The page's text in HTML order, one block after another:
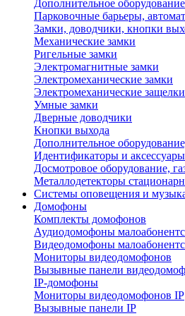
Дополнительное
Парковочные барьеры,
Замки, доводчики, кнопки
Механические замки
Ригельные замки
Электромагнитные замки
Электромеханические замки
Электромеханические защелки
Умные замки
Дверные доводчики
Кнопки выхода
Дополнительное
Идентификаторы и
Досмотровое оборудование,
Металлодетекторы
Системы оповещения и
Домофоны
Комплекты домофонов
Аудиодомофоны
Видеодомофоны
Мониторы видеодомофонов
Вызывные панели
IP-домофоны
Мониторы видеодомофонов IP
Вызывные панели IP